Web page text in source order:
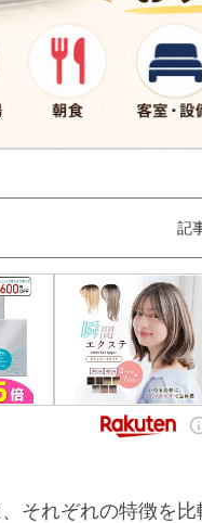
記
それぞれの特徴を